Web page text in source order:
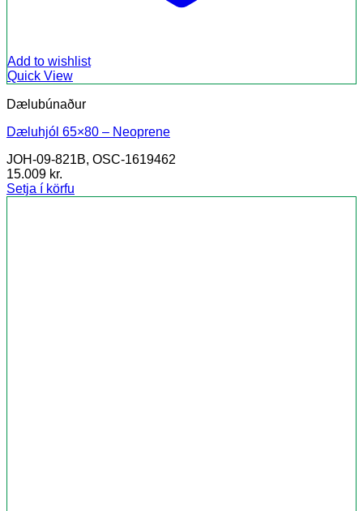
Add to wishlist
Quick View
Dælubúnaður
Dæluhjól 65×80 – Neoprene
JOH-09-821B, OSC-1619462
15.009 kr.
Setja í körfu